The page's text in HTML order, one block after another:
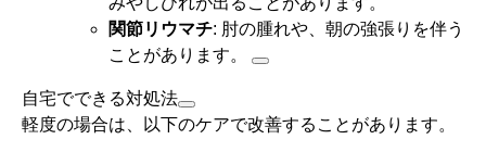
関節リウマチ: 肘の腫れや、朝の強張りを伴う
ことがあります。
自宅でできる対処法
軽度の場合は、以下のケアで改善することがあります。